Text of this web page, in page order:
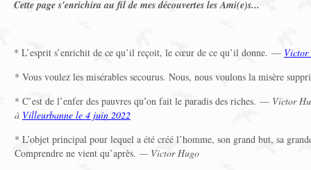
Cette page s'enrichira au fil de mes découvertes les Ami(e)s...
* L’esprit s’enrichit de ce qu’il reçoit, le cœur de ce qu’il donne. — Victor
* Vous voulez les misérables secourus. Nous, nous voulons la misère
* C’est de l’enfer des pauvres qu’on fait le paradis des riches. — Victor
à Villeurbanne le 4 juin 2022
* L’objet principal pour lequel a été créé l’homme, son grand but, sa
Comprendre ne vient qu’après. — Victor Hugo